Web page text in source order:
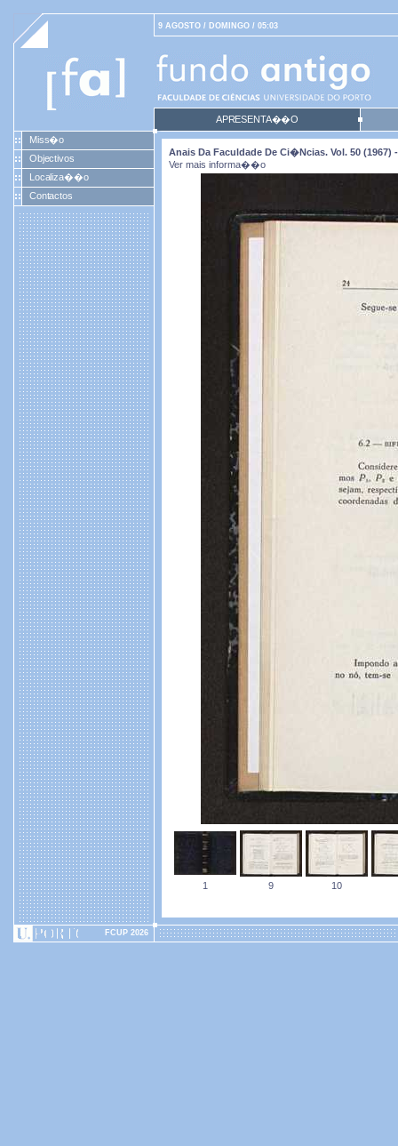
9 AGOSTO / DOMINGO / 05:03
APRESENTA��O
Miss�o
Objectivos
Localiza��o
Contactos
Anais Da Faculdade De Ci�ncias. Vol. 50 (1967) -
Ver mais informa��o
1 9 10
FCUP 2026